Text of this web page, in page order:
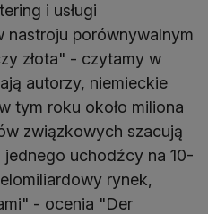
i usługi
nastroju porównywalnym
złota" - czytamy w
autorzy, niemieckie
tym roku około miliona
związkowych szacują
uchodźcy na 10-
rynek,
- ocenia "Der